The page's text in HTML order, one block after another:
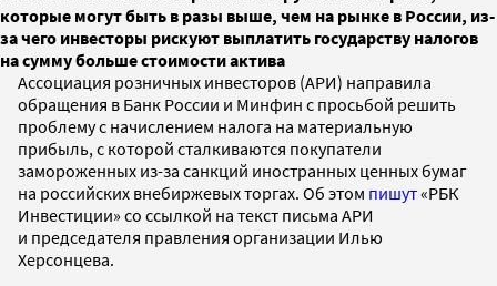
которые могут быть в разы выше, чем на рынке в России, из-
за чего инвесторы рискуют выплатить государству налогов
на сумму больше стоимости актива
Ассоциация розничных инвесторов (АРИ) направила
обращения в Банк России и Минфин с просьбой решить
проблему с начислением налога на материальную
прибыль, с которой сталкиваются покупатели
замороженных из-за санкций иностранных ценных бумаг
на российских внебиржевых торгах. Об этом пишут«РБК
Инвестиции» со ссылкой на текст письма АРИ
и председателя правления организации Илью
Херсонцева.